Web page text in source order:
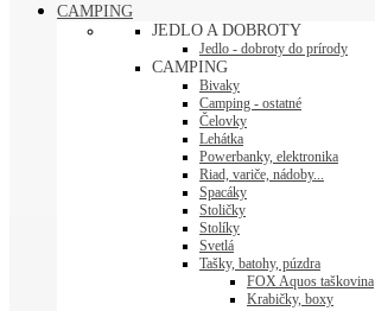
CAMPING
JEDLO A DOBROTY
Jedlo - dobroty do prírody
CAMPING
Bivaky
Camping - ostatné
Čelovky
Lehátka
Powerbanky, elektronika
Riad, variče, nádoby...
Spacáky
Stoličky
Stolíky
Svetlá
Tašky, batohy, púzdra
FOX Aquos taškovina
Krabičky, boxy